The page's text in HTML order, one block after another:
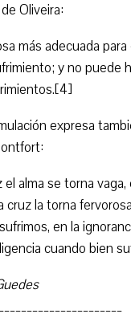
Oliveira:
más adecuada
y no puede
expresa
el alma se torna
cruz la torna
en la
cuando bien